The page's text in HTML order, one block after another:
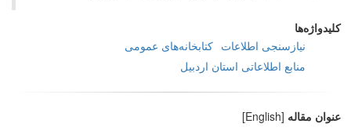
کلیدواژه‌ها
نیازسنجی اطلاعات کتابخانه‌های عمومی
منابع اطلاعاتی استان اردبیل
عنوان مقاله [English]